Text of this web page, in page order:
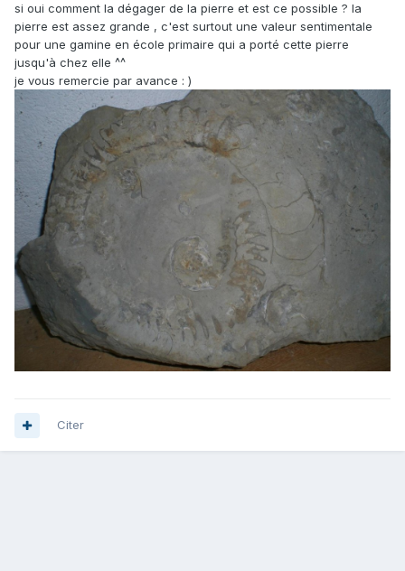
si oui comment la dégager de la pierre et est ce possible ? la
pierre est assez grande , c'est surtout une valeur sentimentale
pour une gamine en école primaire qui a porté cette pierre
jusqu'à chez elle ^^
je vous remercie par avance : )
Citer